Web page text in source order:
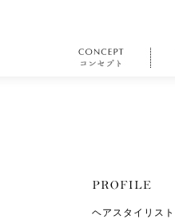
ヘアスタイリスト